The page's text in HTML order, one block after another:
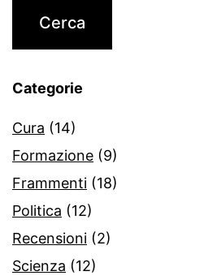
Categorie
Cura (14)
Formazione (9)
Frammenti (18)
Politica (12)
Recensioni (2)
Scienza (12)